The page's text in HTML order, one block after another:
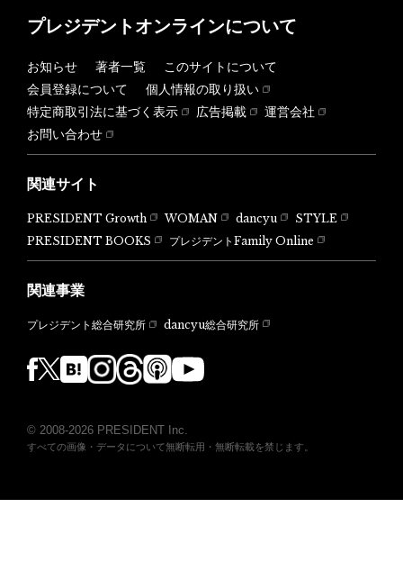
プレジデントオンラインについて
お知らせ 著者一覧
このサイトについて
会員登録について
個人情報の取り扱い
特定商取引法に基づく表示
広告掲載
運営会社
お問い合わせ
関連サイト
PRESIDENT Growth WOMAN dancyu
STYLE
PRESIDENT BOOKS
プレジデントFamily Online
関連事業
プレジデント総合研究所 dancyu総合研究所
© 2008-2026 PRESIDENT Inc.
すべての画像・データについて無断転用・無断転載を禁じます。